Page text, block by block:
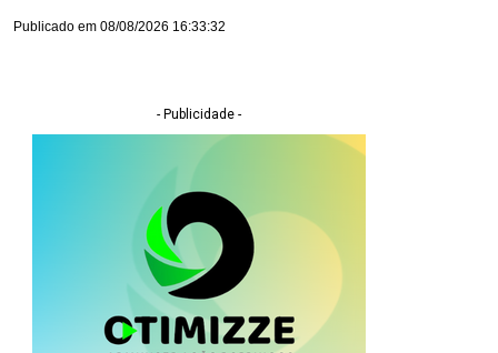
Publicado em 08/08/2026 16:33:32
- Publicidade -